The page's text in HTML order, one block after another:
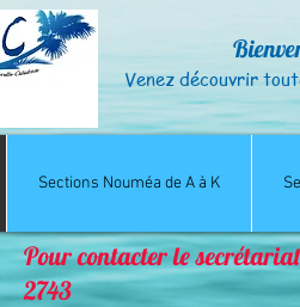
Venez découvrir
Sections Nouméa de A à K
Pour contacter le
2743